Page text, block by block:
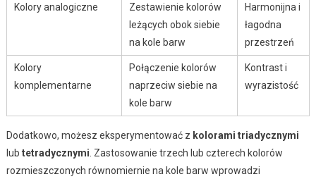
Kolory analogiczne
Zestawienie kolorów
leżących obok siebie
na kole barw
Harmonijna i
łagodna
przestrzeń
Kolory
komplementarne
Połączenie kolorów
naprzeciw siebie na
kole barw
Kontrast i
wyrazistość
Dodatkowo, możesz eksperymentować z kolorami triadycznymi
lub tetradycznymi . Zastosowanie trzech lub czterech kolorów
rozmieszczonych równomiernie na kole barw wprowadzi